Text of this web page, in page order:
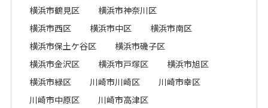
横浜市鶴見区
横浜市神奈川区
横浜市西区
横浜市中区
横浜市南区
横浜市保土ケ谷区
横浜市磯子区
横浜市金沢区
横浜市戸塚区
横浜市旭区
横浜市緑区
川崎市川崎区
川崎市幸区
川崎市中原区
川崎市高津区